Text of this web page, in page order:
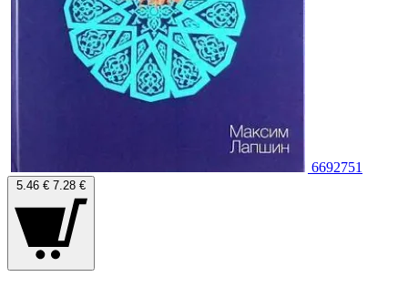
6692751
5.46 € 7.28 €